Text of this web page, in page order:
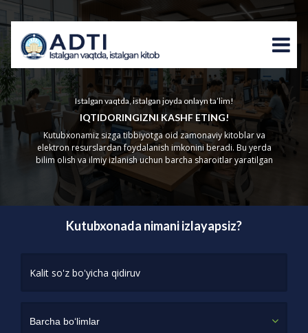
Istalgan vaqtda, istalgan joyda onlayn ta’lim!
IQTIDORINGIZNI KASHF ETING!
Kutubxonamiz sizga tibbiyotga oid zamonaviy kitoblar va
elektron resurslardan foydalanish imkonini beradi. Bu yerda
bilim olish va ilmiy izlanish uchun barcha sharoitlar yaratilgan
Kutubxonada nimani izlayapsiz?
Barcha bo‘limlar